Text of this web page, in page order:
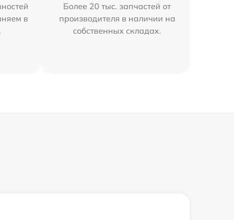
в
Более 20 тыс. запчастей от
производителя в наличии на
собственных складах.